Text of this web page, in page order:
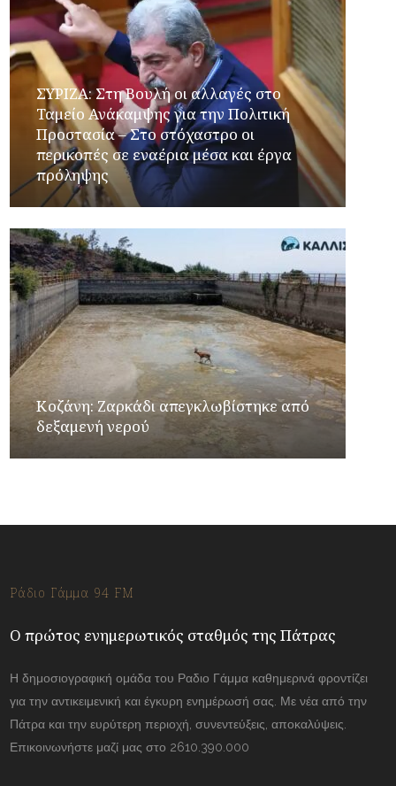
ΣΥΡΙΖΑ: Στη Βουλή οι αλλαγές στο
Ταμείο Ανάκαμψης για την Πολιτική
Προστασία – Στο στόχαστρο οι
περικοπές σε εναέρια μέσα και έργα
πρόληψης
Κοζάνη: Ζαρκάδι απεγκλωβίστηκε από
δεξαμενή νερού
Ράδιο Γάμμα 94 FM
Ο πρώτος ενημερωτικός σταθμός της Πάτρας
Η δημοσιογραφική ομάδα του Ραδιο Γάμμα καθημερινά φροντίζει
για την αντικειμενική και έγκυρη ενημέρωσή σας. Με νέα από την
Πάτρα και την ευρύτερη περιοχή, συνεντεύξεις, αποκαλύψεις.
Επικοινωνήστε μαζί μας στο 2610.390.000